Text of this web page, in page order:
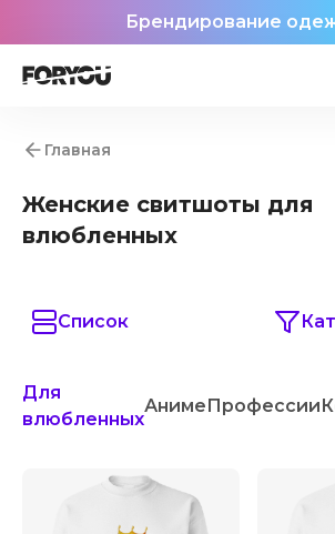
Брендирование
Главная
Женские свитшоты для
влюбленных
Список
Для
влюбленных
АнимеПрофессии